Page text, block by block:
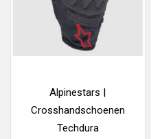
Alpinestars |
Crosshandschoenen
Techdura